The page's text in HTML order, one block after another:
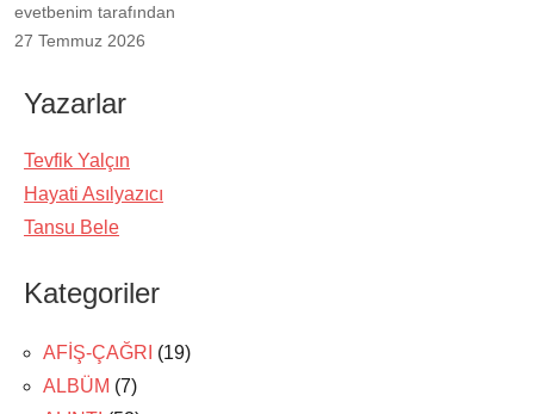
evetbenim tarafından
27 Temmuz 2026
Yazarlar
Tevfik Yalçın
Hayati Asılyazıcı
Tansu Bele
Kategoriler
AFİŞ-ÇAĞRI (19)
ALBÜM (7)